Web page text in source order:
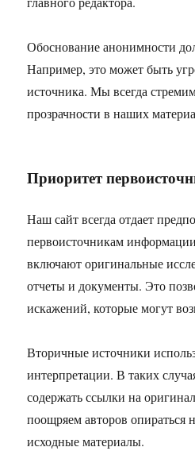
Обоснование анонимности
Например, это может быть
источника. Мы всегда
прозрачности в наших
Приоритет
Наш сайт всегда отдает
первоисточникам
включают оригинальные
отчеты и документы. Это
искажений, которые могут
Вторичные источники
интерпретации. В таких
содержать ссылки на
поощряем авторов опираться
исходные материалы.